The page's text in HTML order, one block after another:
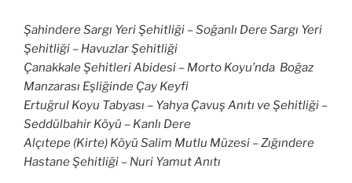
Şahindere Sargı Yeri Şehitliği – Soğanlı Dere Sargı Yeri
Şehitliği – Havuzlar Şehitliği
Çanakkale Şehitleri Abidesi – Morto Koyu’nda Boğaz
Manzarası Eşliğinde Çay Keyfi
Ertuğrul Koyu Tabyası – Yahya Çavuş Anıtı ve Şehitliği –
Seddülbahir Köyü – Kanlı Dere
Alçıtepe (Kirte) Köyü Salim Mutlu Müzesi – Zığındere
Hastane Şehitliği – Nuri Yamut Anıtı